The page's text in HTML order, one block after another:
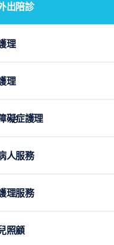
出陪診
理
理
礙症護理
人服務
理服務
照顧